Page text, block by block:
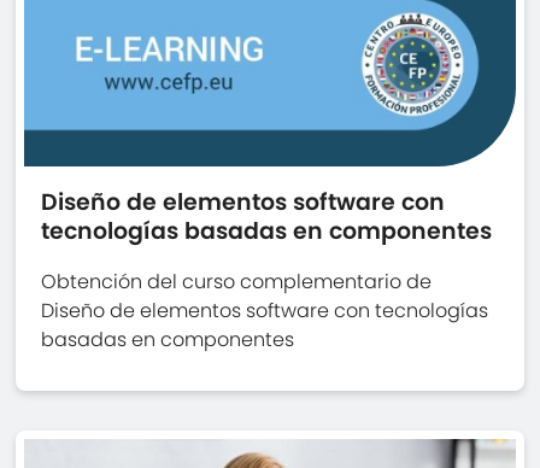
Diseño de elementos software con
tecnologías basadas en componentes
Obtención del curso complementario de
Diseño de elementos software con tecnologías
basadas en componentes